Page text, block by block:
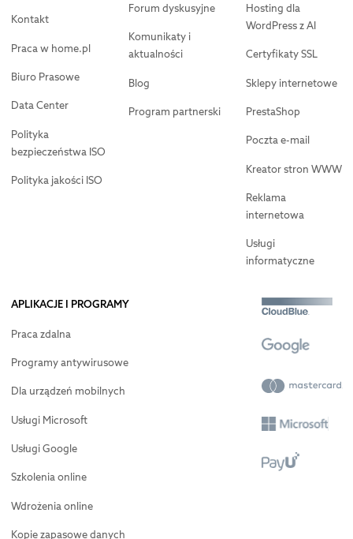
Kontakt
Praca w home.pl
Biuro Prasowe
Data Center
Polityka
bezpieczeństwa ISO
Polityka jakości ISO
Forum dyskusyjne
Komunikaty i
aktualności
Blog
Program partnerski
Hosting dla
WordPress z AI
Certyfikaty SSL
Sklepy internetowe
PrestaShop
Poczta e-mail
Kreator stron WWW
Reklama
internetowa
Usługi
informatyczne
APLIKACJE I PROGRAMY
Praca zdalna
Programy antywirusowe
Dla urządzeń mobilnych
Usługi Microsoft
Usługi Google
Szkolenia online
Wdrożenia online
Kopie zapasowe danych